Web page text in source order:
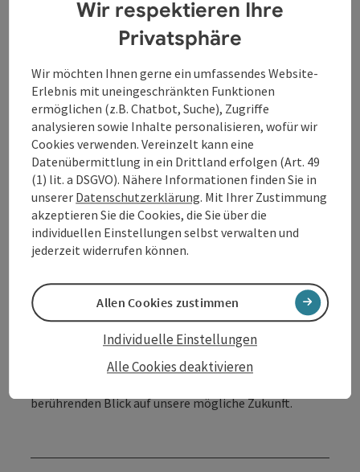
komponierte, entfalten seine Kantaten und Chöre
eine eindrucksvolle dramatische Kraft. Aus dieser
reichen Vielfalt webt Saskia Bladt eine feine
der Freiheit“zu einem musiktheatralen
Pasticcio unserer Zeit. Mit einem Libretto von Philipp
Blom werden aktuelle gesellschaftliche Fragen
poetisch und musikalisch erfahrbar: Wie beeinflusst
Künstliche Intelligenz unser Denken, unsere
Entscheidungen und unser Verständnis von
Menschlichkeit?
Im Zentrum steht der festliche Launch der
allwissenden KI Sophia. Zwischen Musik von
Bach, Champagner und visionären Zukunftsbildern
beantwortet die Maschine die Fragen
ihrer Bewunderer mit beeindruckender Klarheit. Als
die Kellnerin Leila eine sehr persönliche Frage
stellt, öffnet sich ein Raum für Nachdenken und
Dialog. So lädt das Werk zu einem
intensiven Gedankenexperiment über Fortschritt,
Verantwortung und die menschliche Freiheit ein
berührenden Blick auf unsere mögliche Zukunft.
Wir respektieren Ihre
Privatsphäre
Wir möchten Ihnen gerne ein umfassendes Website-
Erlebnis mit uneingeschränkten Funktionen
ermöglichen (z.B. Chatbot, Suche), Zugriffe
analysieren sowie Inhalte personalisieren, wofür wir
Cookies verwenden. Vereinzelt kann eine
Datenübermittlung in ein Drittland erfolgen (Art. 49
(1) lit. a DSGVO). Nähere Informationen finden Sie in
unserer Datenschutzerklärung. Mit Ihrer Zustimmung
akzeptieren Sie die Cookies, die Sie über die
individuellen Einstellungen selbst verwalten und
jederzeit widerrufen können.
Alle Cookies deaktivieren
Individuelle Einstellungen
Allen Cookies zustimmen